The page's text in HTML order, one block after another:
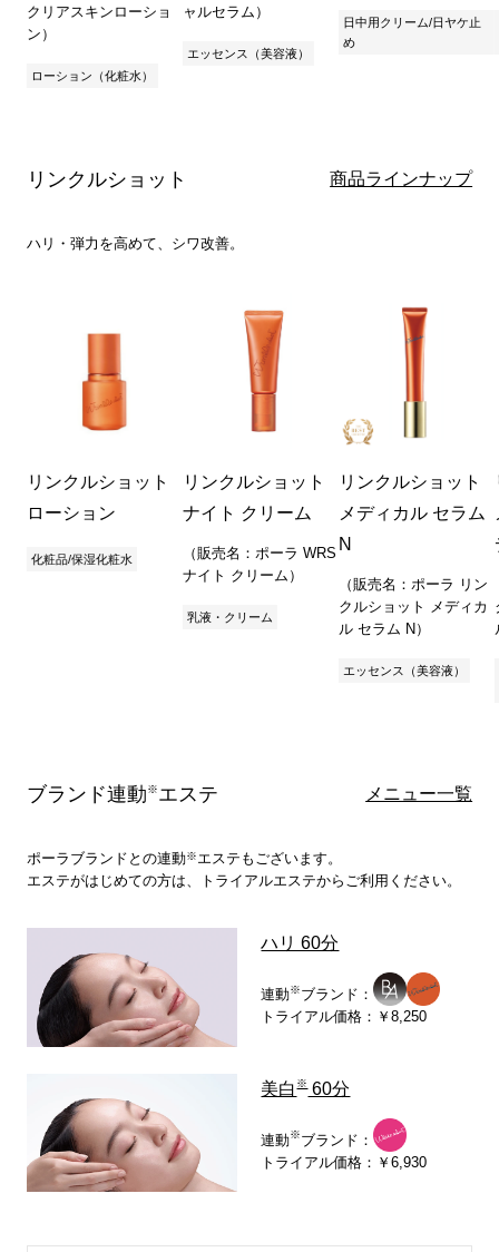
クリアスキンローショ
ン）
ローション（化粧水）
ャルセラム）
エッセンス（美容液）
日中用クリーム/日ヤケ止
め
リンクルショット 商品ラインナップ
ハリ・弾力を高めて、シワ改善。
リンクルショット
ローション
化粧品/保湿化粧水
リンクルショット
ナイト クリーム
（販売名：ポーラ WRS
ナイト クリーム）
乳液・クリーム
リンクルショット
メディカル セラム
N
（販売名：ポーラ リン
クルショット メディカ
ル セラム N）
エッセンス（美容液）
ブランド連動※エステ メニュー一覧
ポーラブランドとの連動※エステもございます。
エステがはじめての方は、トライアルエステからご利用ください。
ハリ 60分
連動※ブランド：
トライアル価格：￥8,250
美白※60分
連動※ブランド：
トライアル価格：￥6,930